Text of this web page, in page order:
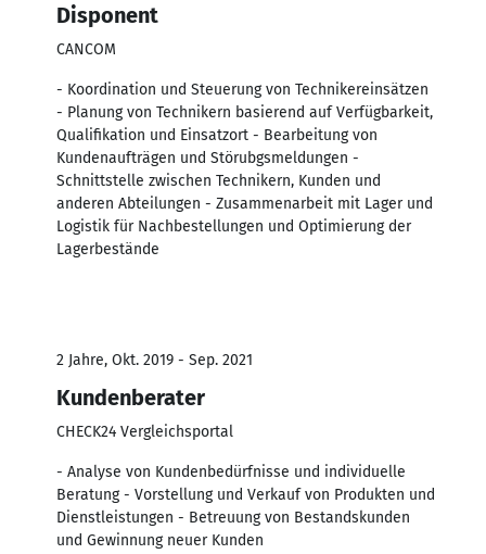
Disponent
CANCOM
- Koordination und Steuerung von Technikereinsätzen
- Planung von Technikern basierend auf Verfügbarkeit,
Qualifikation und Einsatzort - Bearbeitung von
Kundenaufträgen und Störubgsmeldungen -
Schnittstelle zwischen Technikern, Kunden und
anderen Abteilungen - Zusammenarbeit mit Lager und
Logistik für Nachbestellungen und Optimierung der
Lagerbestände
2 Jahre, Okt. 2019 - Sep. 2021
Kundenberater
CHECK24 Vergleichsportal
- Analyse von Kundenbedürfnisse und individuelle
Beratung - Vorstellung und Verkauf von Produkten und
Dienstleistungen - Betreuung von Bestandskunden
und Gewinnung neuer Kunden